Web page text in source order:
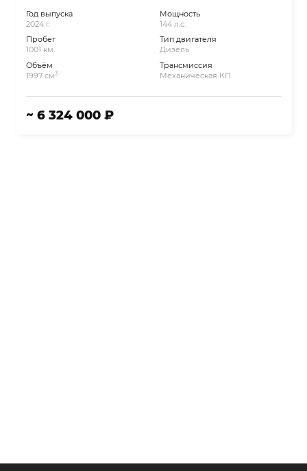
Год выпуска
2024 г.
Пробег
1001 км.
Объём
1997 см3
Мощность
144 л.с.
Тип двигателя
Дизель
Трансмиссия
Механическая КП
~ 6 324 000 ₽